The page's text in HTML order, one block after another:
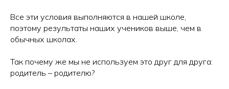
Все эти условия выполняются в нашей школе,
поэтому результаты наших учеников выше, чем в
обычных школах.
Так почему же мы не используем это друг для друга:
родитель – родителю?